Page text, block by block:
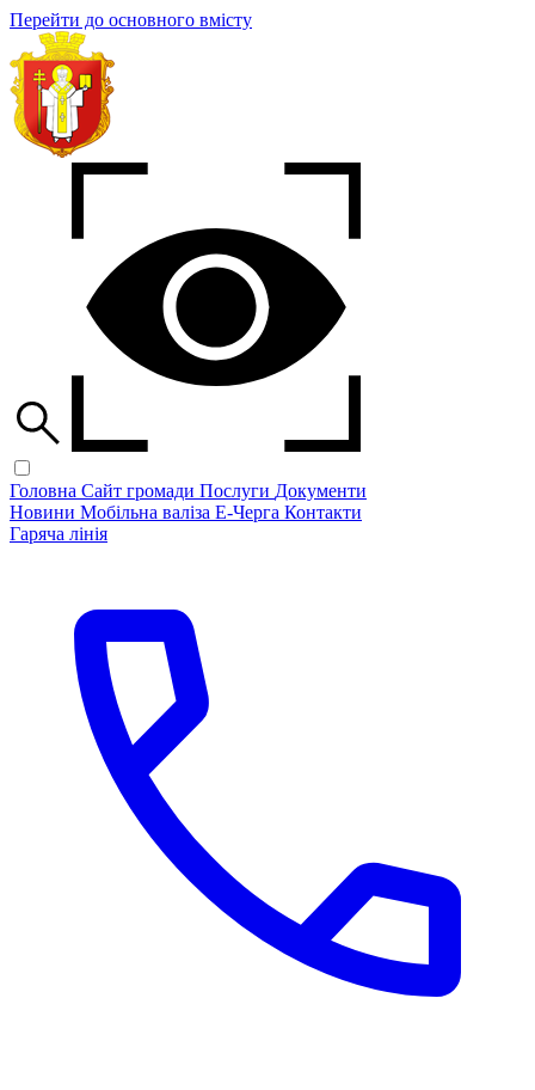
Перейти до основного вмісту
Головна Сайт громади Послуги Документи
Новини Мобільна валіза Е-Черга Контакти
Гаряча лінія